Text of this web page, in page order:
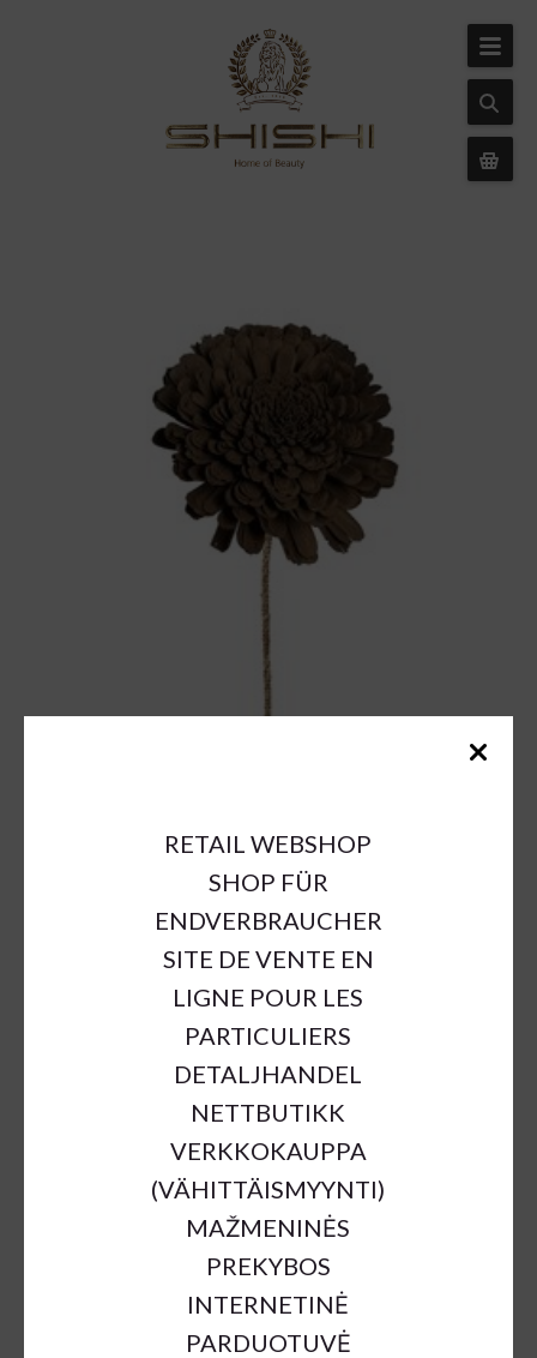
DRIED SOLA FLOWER BROWN
D25-27;H100CM
RETAIL WEBSHOP
SHOP FÜR
ENDVERBRAUCHER
SITE DE VENTE EN
LIGNE POUR LES
PARTICULIERS
DETALJHANDEL
NETTBUTIKK
VERKKOKAUPPA
(VÄHITTÄISMYYNTI)
MAŽMENINĖS
PREKYBOS
INTERNETINĖ
PARDUOTUVĖ